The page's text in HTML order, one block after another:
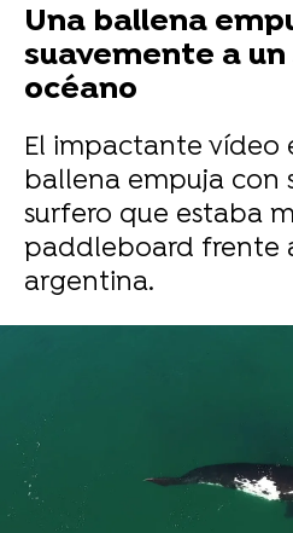
Una ballena
suavemente a
océano
El impactante vídeo
ballena empuja con
surfero que estaba
paddleboard frente
argentina.
Liopardo
Caters News